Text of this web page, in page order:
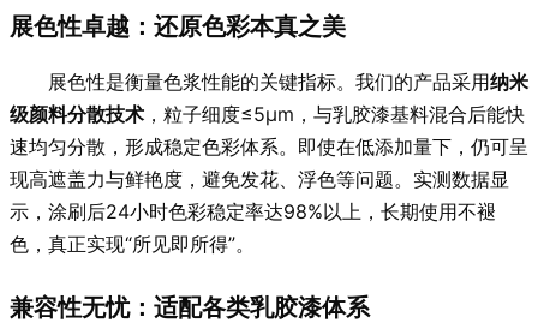
展色性卓越：还原色彩本真之美
展色性是衡量色浆性能的关键指标。我们的产品采用纳米
级颜料分散技术 ，粒子细度≤5μm，与乳胶漆基料混合后能快
速均匀分散，形成稳定色彩体系。即使在低添加量下，仍可呈
现高遮盖力与鲜艳度，避免发花、浮色等问题。实测数据显
示，涂刷后24小时色彩稳定率达98%以上，长期使用不褪
色，真正实现“所见即所得”。
兼容性无忧：适配各类乳胶漆体系